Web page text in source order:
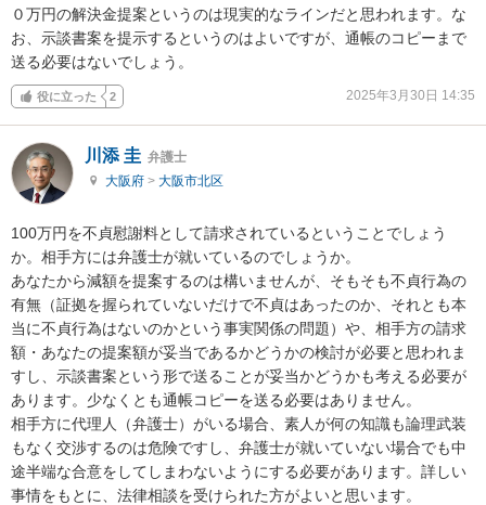
０万円の解決金提案というのは現実的なラインだと思われます。な
お、示談書案を提示するというのはよいですが、通帳のコピーまで
送る必要はないでしょう。
役に立った 2 2025年3月30日 14:35
川添 圭 弁護士
大阪府 > 大阪市北区
100万円を不貞慰謝料として請求されているということでしょう
か。相手方には弁護士が就いているのでしょうか。
あなたから減額を提案するのは構いませんが、そもそも不貞行為の
有無（証拠を握られていないだけで不貞はあったのか、それとも本
当に不貞行為はないのかという事実関係の問題）や、相手方の請求
額・あなたの提案額が妥当であるかどうかの検討が必要と思われま
すし、示談書案という形で送ることが妥当かどうかも考える必要が
あります。少なくとも通帳コピーを送る必要はありません。
相手方に代理人（弁護士）がいる場合、素人が何の知識も論理武装
もなく交渉するのは危険ですし、弁護士が就いていない場合でも中
途半端な合意をしてしまわないようにする必要があります。詳しい
事情をもとに、法律相談を受けられた方がよいと思います。